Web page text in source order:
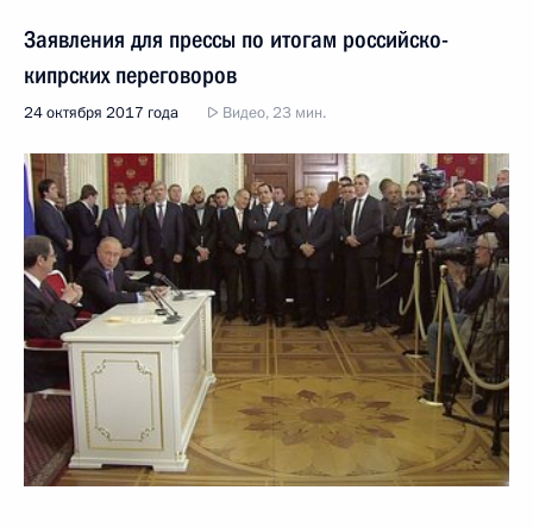
Заявления для прессы по итогам российско-
кипрских переговоров
24 октября 2017 года Видео, 23 мин.